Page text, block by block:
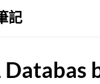
記
Databas